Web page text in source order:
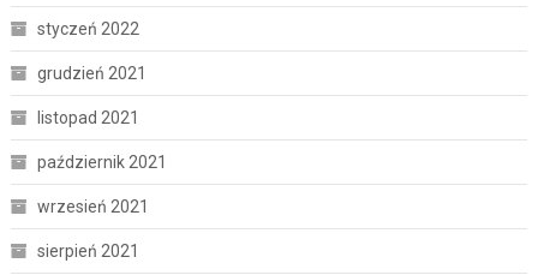
styczeń 2022
grudzień 2021
listopad 2021
październik 2021
wrzesień 2021
sierpień 2021